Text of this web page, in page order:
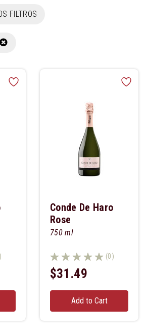
FILTROS
Conde De Haro
Rose
750 ml
(0)
$31.49
Add to Cart